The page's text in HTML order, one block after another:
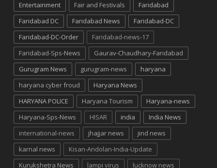
Entertainment
Fair and Festivals
Faridabad
Faridabad DC
Faridabad News
Faridabad-DC
Faridabad-DC-Order
Faridabad-news-17
Faridabad-Sps-News
Gaurav-Chaudhary-Faridabad
Gurugram News
gurugram-news
haryana
haryana cyber froud
Haryana News
HARYANA POLICE
Haryana Tourism
Haryana-news
Haryana-Sps-News
HISAR india
India News
international-news
jhajjar news
jind news
karnal news
Kisan-Andolan-India-Update
Kurukshetra News
lampi virus lucknow news